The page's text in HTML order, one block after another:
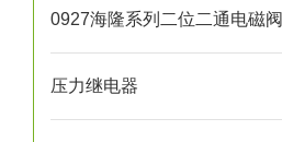
0927海隆系列二位二通电磁阀
压力继电器